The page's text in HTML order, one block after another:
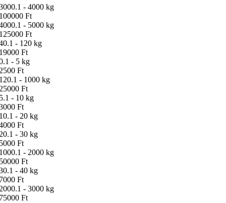
- 4000 kg
Ft
- 5000 kg
Ft
- 120 kg
Ft
- 5 kg
Ft
- 1000 kg
Ft
- 10 kg
Ft
- 20 kg
Ft
- 30 kg
Ft
- 2000 kg
Ft
- 40 kg
Ft
- 3000 kg
Ft